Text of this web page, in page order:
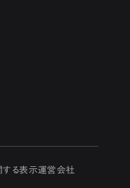
る表示運営会社